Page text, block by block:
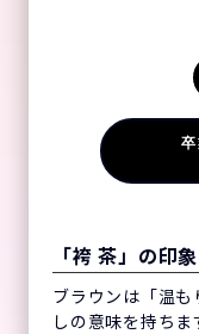
「袴 茶」の印象
ブラウンは「温
しの意味を持ち